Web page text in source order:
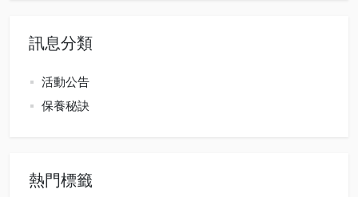
訊息分類
活動公告
保養秘訣
熱門標籤